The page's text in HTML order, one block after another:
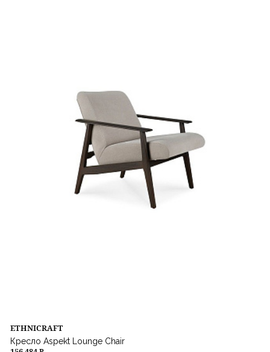
ETHNICRAFT
Кресло Aspekt Lounge Chair